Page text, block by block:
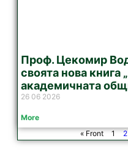
Проф. Цекомир
своята нова книга
академичната
26 06 2026
More
« Front
1 2